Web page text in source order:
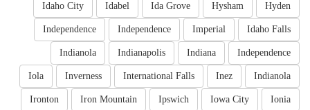
Hyden
Hysham
Ida Grove
Idabel
Idaho City
Idaho Falls
Imperial
Independence
Independence
Independence
Indiana
Indianapolis
Indianola
Indianola
Inez
International Falls
Inverness
Iola
Ionia
Iowa City
Ipswich
Iron Mountain
Ironton